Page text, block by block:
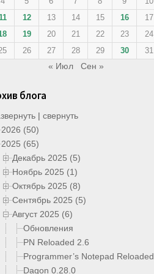
12 13 14 15 16
17
19 20 21 22 23
24
26 27 28 29 30 31
« Июл Сен »
блога
| свернуть
2026 (50)
2025 (65)
Декабрь 2025 (5)
Ноябрь 2025 (1)
Октябрь 2025 (8)
Сентябрь 2025 (5)
Август 2025 (6)
Обновления
PN Reloaded 2.6
Programmer’s Notepad Reloaded
Dagon 0.28.0